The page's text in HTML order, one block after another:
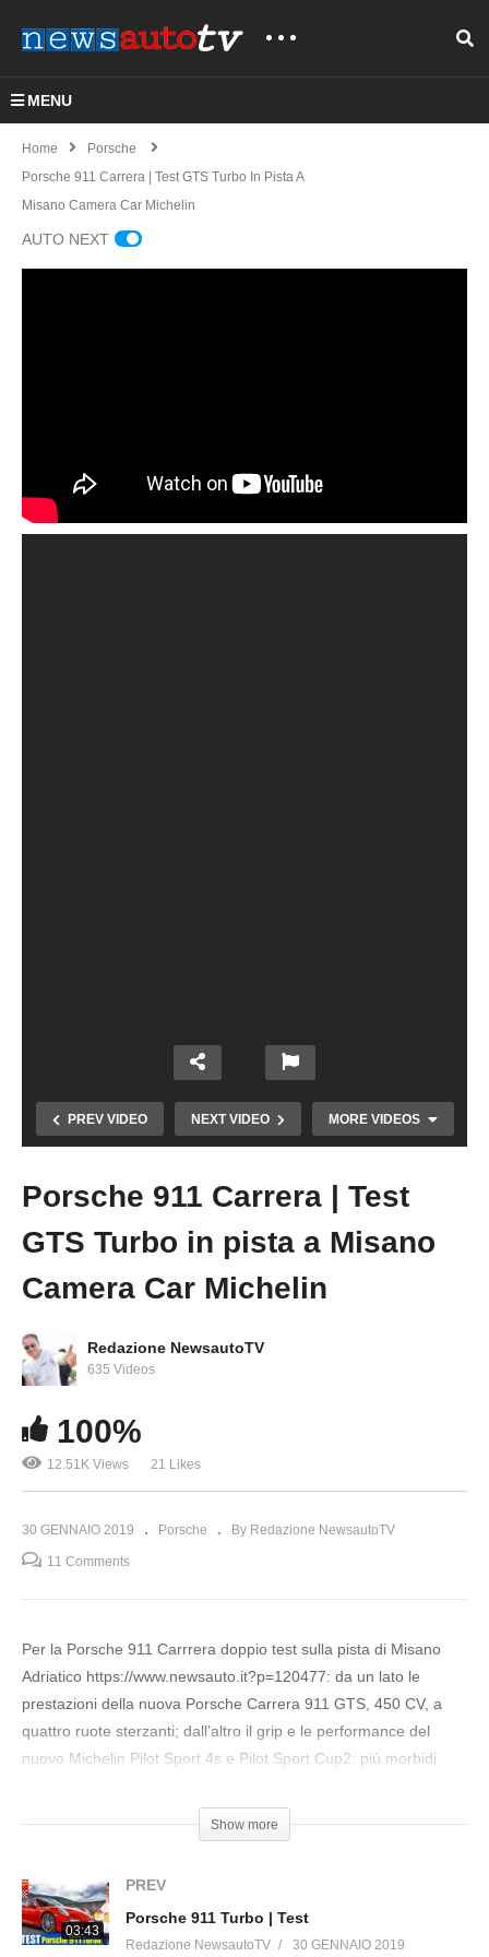
MENU
Home
Porsche
Porsche 911 Carrera | Test GTS Turbo In Pista A
Misano Camera Car Michelin
AUTO NEXT
PREV VIDEO NEXT VIDEO MORE VIDEOS
Copy Embed Code
Porsche 911 Turbo | Test
Porsche 911 Carrera | Test
GTS Turbo in pista a Misano
Camera Car Michelin
Redazione NewsautoTV
635 Videos
100%
12.51K Views 21 Likes
30 GENNAIO 2019 Porsche By Redazione NewsautoTV
11 Comments
Per la Porsche 911 Carrrera doppio test sulla pista di Misano
Adriatico https://www.newsauto.it?p=120477: da un lato le
prestazioni della nuova Porsche Carrera 911 GTS, 450 CV, a
quattro ruote sterzanti; dall’altro il grip e le performance del
nuovo Michelin Pilot Sport 4s e Pilot Sport Cup2: più morbidi
Con gli istruttori della Porsche Driving Experience
RESOCONTO DEL TEST https://www.newsauto.it/?p=120477
QUI LE FOTO DELLA GIORNATA https://www.newsauto.it/?
p=120547
Show more
03:43
PREV
Porsche 911 Turbo | Test
Redazione NewsautoTV 30 GENNAIO 2019